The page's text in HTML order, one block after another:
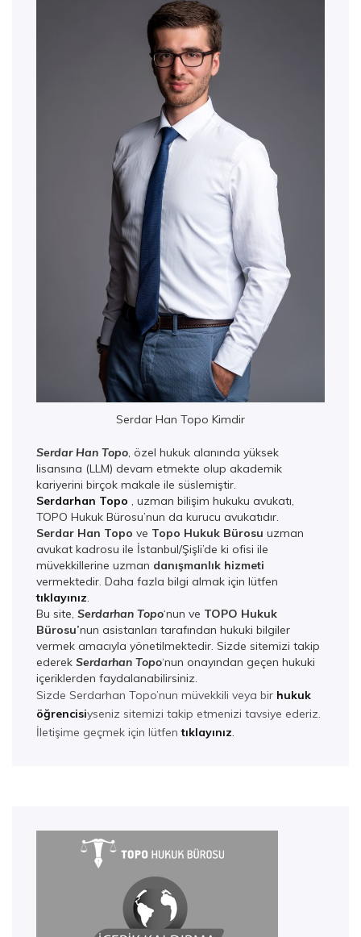
Serdar Han Topo Kimdir
Serdar Han Topo, özel hukuk alanında yüksek
lisansına (LLM) devam etmekte olup akademik
kariyerini birçok makale ile süslemiştir.
Serdarhan Topo , uzman bilişim hukuku avukatı,
TOPO Hukuk Bürosu’nun da kurucu avukatıdır.
Serdar Han Topo ve Topo Hukuk Bürosu uzman
avukat kadrosu ile İstanbul/Şişli’de ki ofisi ile
müvekkillerine uzman danışmanlık hizmeti
vermektedir. Daha fazla bilgi almak için lütfen
tıklayınız.
Bu site, Serdarhan Topo‘nun ve TOPO Hukuk
Bürosu’nun asistanları tarafından hukuki bilgiler
vermek amacıyla yönetilmektedir. Sizde sitemizi takip
ederek Serdarhan Topo‘nun onayından geçen hukuki
içeriklerden faydalanabilirsiniz.
Sizde Serdarhan Topo’nun müvekkili veya bir hukuk
öğrencisiyseniz sitemizi takip etmenizi tavsiye ederiz.
İletişime geçmek için lütfentıklayınız.